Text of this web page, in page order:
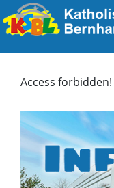
Access forbidden!